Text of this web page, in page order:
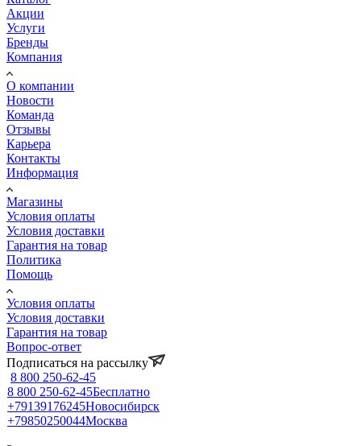
Акции
Услуги
Бренды
Компания
О компании
Новости
Команда
Отзывы
Карьера
Контакты
Информация
Магазины
Условия оплаты
Условия доставки
Гарантия на товар
Политика
Помощь
Условия оплаты
Условия доставки
Гарантия на товар
Вопрос-ответ
Подписаться на рассылку
8 800 250-62-45
8 800 250-62-45Бесплатно
+79139176245Новосибирск
+79850250044Москва